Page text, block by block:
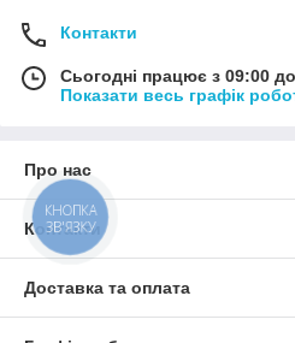
Контакти
Сьогодні працює з 09:00
Показати весь графік
Про нас
Контакти
Доставка та оплата
КНОПКА
ЗВ'ЯЗКУ